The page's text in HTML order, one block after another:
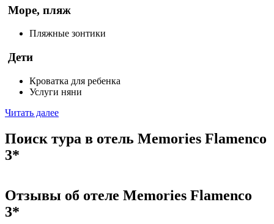
Море, пляж
Пляжные зонтики
Дети
Кроватка для ребенка
Услуги няни
Читать далее
Поиск тура в отель Memories Flamenco
3*
Отзывы об отеле Memories Flamenco
3*